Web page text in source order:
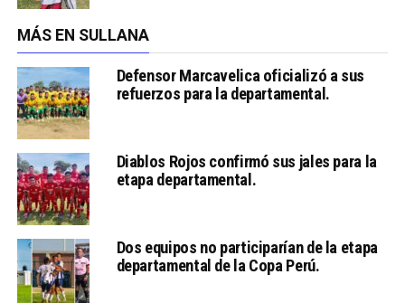
MÁS EN SULLANA
Defensor Marcavelica oficializó a sus
refuerzos para la departamental.
Diablos Rojos confirmó sus jales para la
etapa departamental.
Dos equipos no participarían de la etapa
departamental de la Copa Perú.